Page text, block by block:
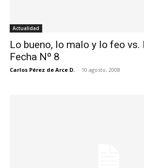
Actualidad
Lo bueno, lo malo y lo feo vs.
Fecha Nº 8
Carlos Pérez de Arce D. - 10 agosto, 2008